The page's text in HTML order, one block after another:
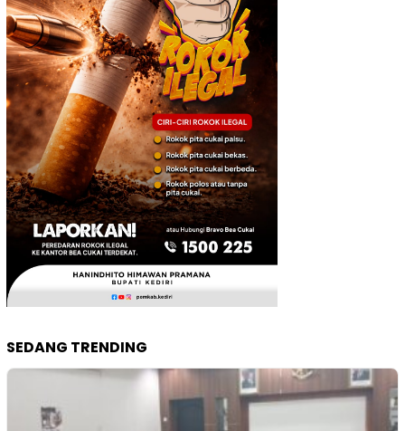
SEDANG TRENDING